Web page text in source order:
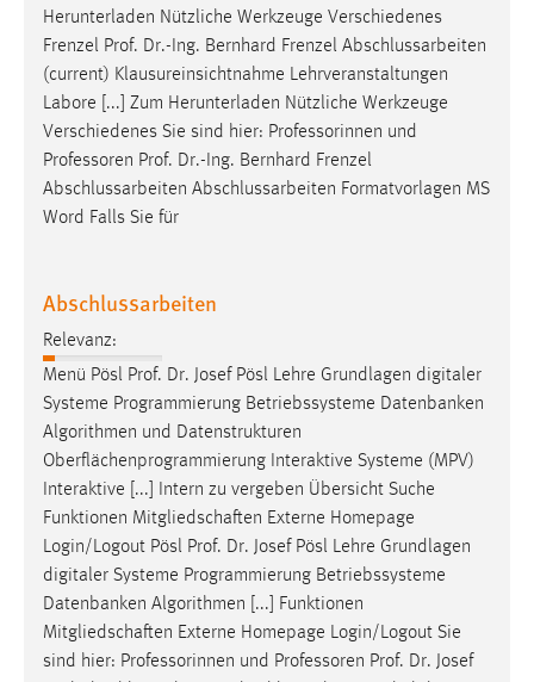
Herunterladen Nützliche Werkzeuge Verschiedenes
Frenzel Prof. Dr.-Ing. Bernhard Frenzel Abschlussarbeiten
(current) Klausureinsichtnahme Lehrveranstaltungen
Labore [...] Zum Herunterladen Nützliche Werkzeuge
Verschiedenes Sie sind hier: Professorinnen und
Professoren Prof. Dr.-Ing. Bernhard Frenzel
Abschlussarbeiten Abschlussarbeiten Formatvorlagen MS
Word Falls Sie für
Abschlussarbeiten
Relevanz:
Menü Pösl Prof. Dr. Josef Pösl Lehre Grundlagen digitaler
Systeme Programmierung Betriebssysteme Datenbanken
Algorithmen und Datenstrukturen
Oberflächenprogrammierung Interaktive Systeme (MPV)
Interaktive [...] Intern zu vergeben Übersicht Suche
Funktionen Mitgliedschaften Externe Homepage
Login/Logout Pösl Prof. Dr. Josef Pösl Lehre Grundlagen
digitaler Systeme Programmierung Betriebssysteme
Datenbanken Algorithmen [...] Funktionen
Mitgliedschaften Externe Homepage Login/Logout Sie
sind hier: Professorinnen und Professoren Prof. Dr. Josef